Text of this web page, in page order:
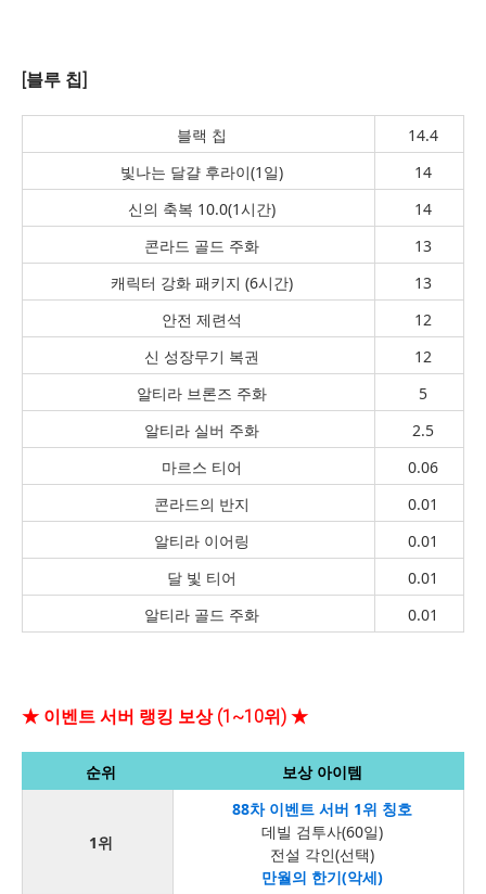
[블루 칩]
블랙 칩
14.4
빛나는 달걀 후라이(1일)
14
신의 축복 10.0(1시간)
14
콘라드 골드 주화
13
캐릭터 강화 패키지 (6시간)
13
안전 제련석
12
신 성장무기 복권
12
알티라 브론즈 주화
5
알티라 실버 주화
2.5
마르스 티어
0.06
콘라드의 반지
0.01
알티라 이어링
0.01
달 빛 티어
0.01
알티라 골드 주화
0.01
★ 이벤트 서버 랭킹 보상 (1~10위) ★
순위 보상 아이템
1위
88차 이벤트 서버 1위 칭호
데빌 검투사(60일)
전설 각인(선택)
만월의 한기(악세)